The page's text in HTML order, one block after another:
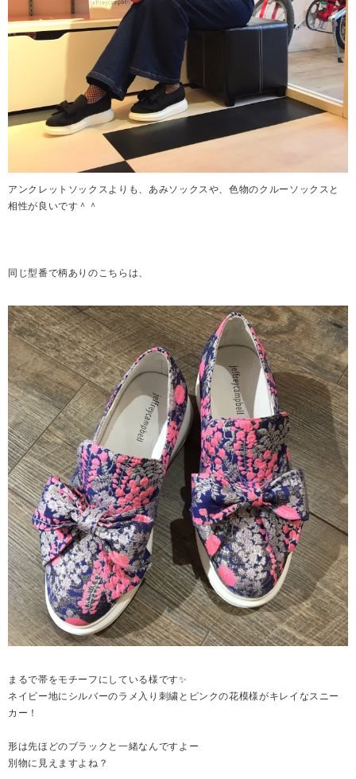
アンクレットソックスよりも、あみソックスや、色物のクルーソックスと
相性が良いです＾＾
同じ型番で柄ありのこちらは、
まるで帯をモチーフにしている様です✨
ネイビー地にシルバーのラメ入り刺繍とピンクの花模様がキレイなスニー
カー！
形は先ほどのブラックと一緒なんですよー
別物に見えますよね？